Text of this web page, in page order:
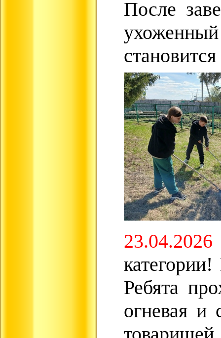
После
ухоженный
23.04.2026
Ребята
огневая и